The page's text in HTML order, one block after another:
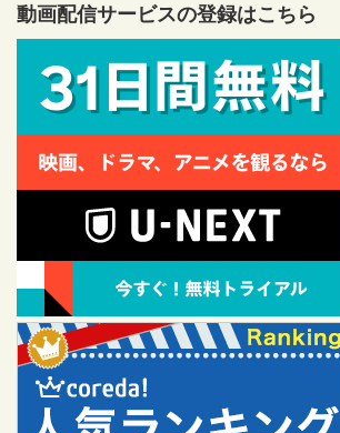
動画配信サービスの登録はこちら